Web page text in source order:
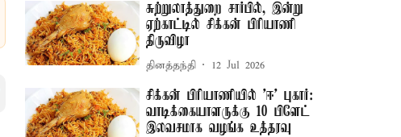
சுற்றுலாத்துறை சார்பில், இன்று
ஏற்காட்டில் சிக்கன் பிரியாணி
திருவிழா
தினத்தந்தி 12 Jul 2026
சிக்கன் பிரியாணியில் 'ஈ' புகார்:
வாடிக்கையாளருக்கு 10 பிளேட்
இலவசமாக வழங்க உத்தரவு